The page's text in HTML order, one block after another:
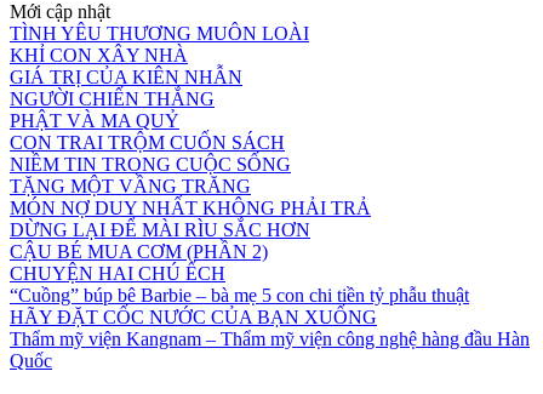
Mới cập nhật
TÌNH YÊU THƯƠNG MUÔN LOÀI
KHỈ CON XÂY NHÀ
GIÁ TRỊ CỦA KIÊN NHẪN
NGƯỜI CHIẾN THẮNG
PHẬT VÀ MA QUỶ
CON TRAI TRỘM CUỐN SÁCH
NIỀM TIN TRONG CUỘC SỐNG
TẶNG MỘT VẦNG TRĂNG
MÓN NỢ DUY NHẤT KHÔNG PHẢI TRẢ
DỪNG LẠI ĐỂ MÀI RÌU SẮC HƠN
CẬU BÉ MUA CƠM (PHẦN 2)
CHUYỆN HAI CHÚ ẾCH
“Cuồng” búp bê Barbie – bà mẹ 5 con chi tiền tỷ phẫu thuật
HÃY ĐẶT CỐC NƯỚC CỦA BẠN XUỐNG
Thẩm mỹ viện Kangnam – Thẩm mỹ viện công nghệ hàng đầu Hàn
Quốc